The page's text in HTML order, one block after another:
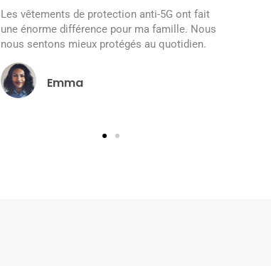
ont fait
Nous
Les accessoires anti-5G ont amélioré ma
qualité de vie. Je peux maintenant profiter de
mes appareils électroniques en toute